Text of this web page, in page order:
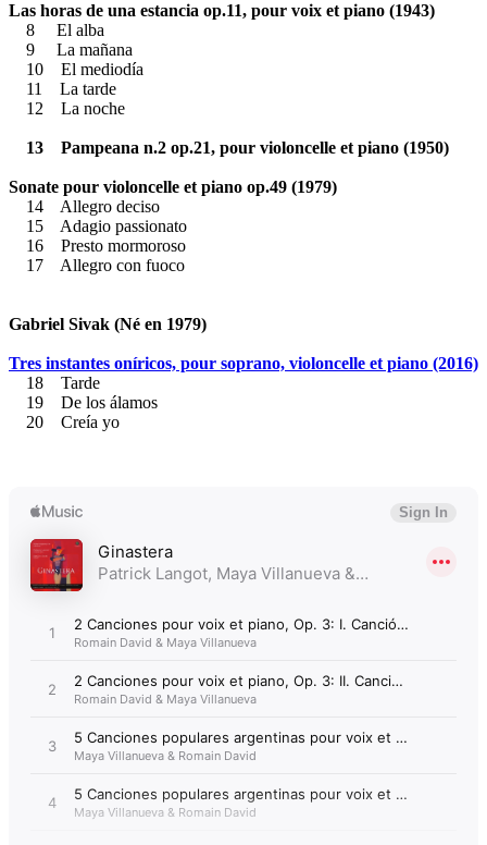
Las horas de una estancia op.11, pour voix et piano (1943)
8 El alba
9 La mañana
10 El mediodía
11 La tarde
12 La noche
13 Pampeana n.2 op.21, pour violoncelle et piano (1950)
Sonate pour violoncelle et piano op.49 (1979)
14 Allegro deciso
15 Adagio passionato
16 Presto mormoroso
17 Allegro con fuoco
Gabriel Sivak (Né en 1979)
Tres instantes oníricos, pour soprano, violoncelle et piano (2016)
18 Tarde
19 De los álamos
20 Creía yo